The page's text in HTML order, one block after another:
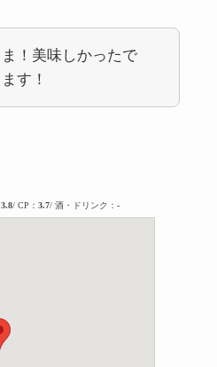
！美味しかったで
す！